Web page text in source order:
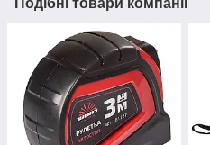
Подібні товари компанії